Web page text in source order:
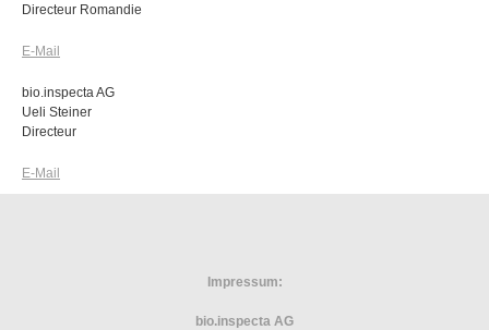
Directeur Romandie
E-Mail
bio.inspecta AG
Ueli Steiner
Directeur
E-Mail
Impressum:
bio.inspecta AG